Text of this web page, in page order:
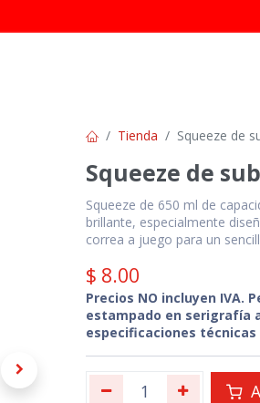
Tienda Squeeze de
Squeeze de
Squeeze de 650 ml de
brillante, especialmente
correa a juego para un
$ 8.00
Precios NO incluyen IVA.
estampado en serigrafía
especificaciones